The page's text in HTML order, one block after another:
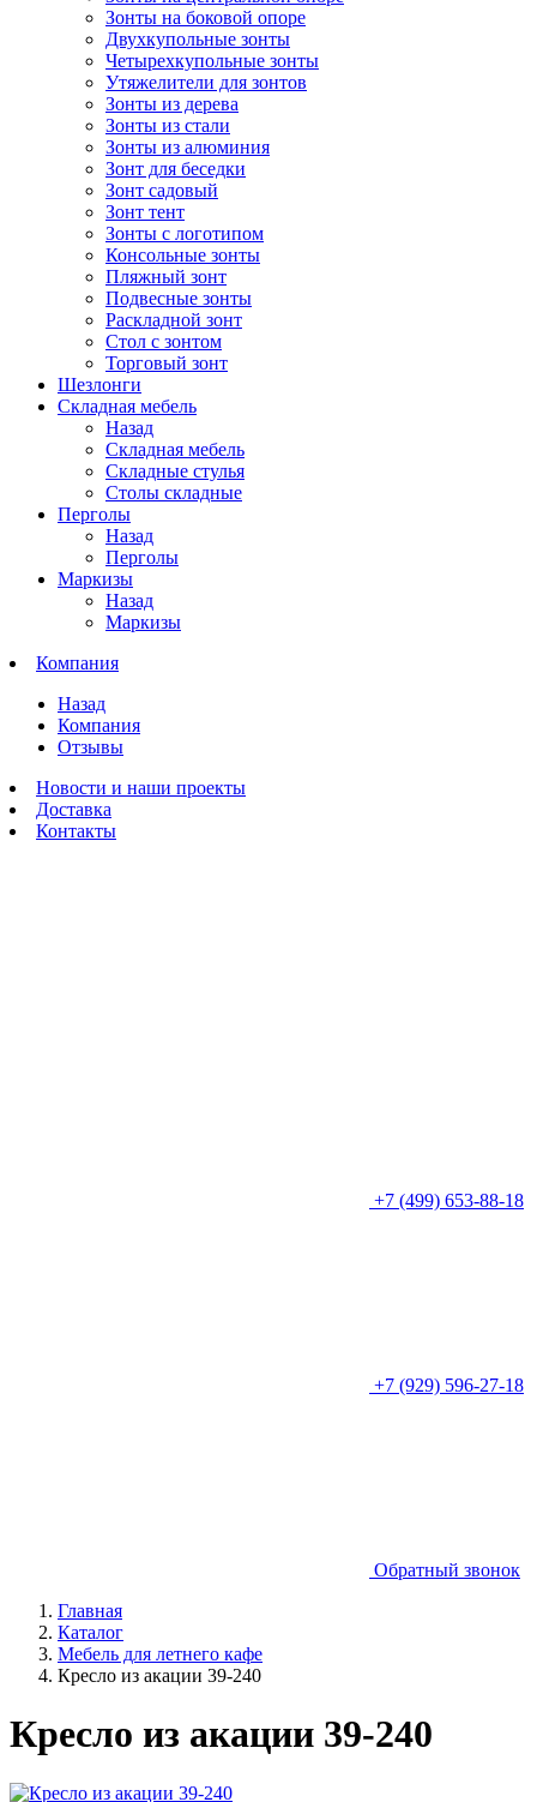
Зонты на боковой опоре
Двухкупольные зонты
Четырехкупольные зонты
Утяжелители для зонтов
Зонты из дерева
Зонты из стали
Зонты из алюминия
Зонт для беседки
Зонт садовый
Зонт тент
Зонты с логотипом
Консольные зонты
Пляжный зонт
Подвесные зонты
Раскладной зонт
Стол с зонтом
Торговый зонт
Шезлонги
Складная мебель
Назад
Складная мебель
Складные стулья
Столы складные
Перголы
Назад
Перголы
Маркизы
Назад
Маркизы
Компания
Назад
Компания
Отзывы
Новости и наши проекты
Доставка
Контакты
+7 (499) 653-88-18
+7 (929) 596-27-18
Обратный звонок
Главная
Каталог
Мебель для летнего кафе
Кресло из акации 39-240
Кресло из акации 39-240